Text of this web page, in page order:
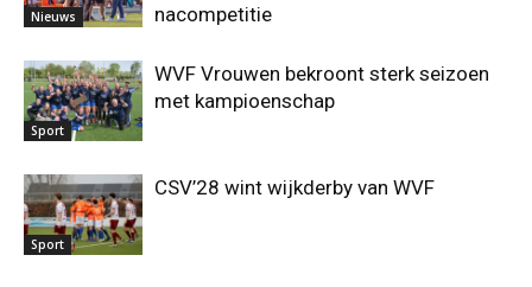
Nieuws
nacompetitie
Sport
WVF Vrouwen bekroont sterk seizoen
met kampioenschap
Sport
CSV’28 wint wijkderby van WVF